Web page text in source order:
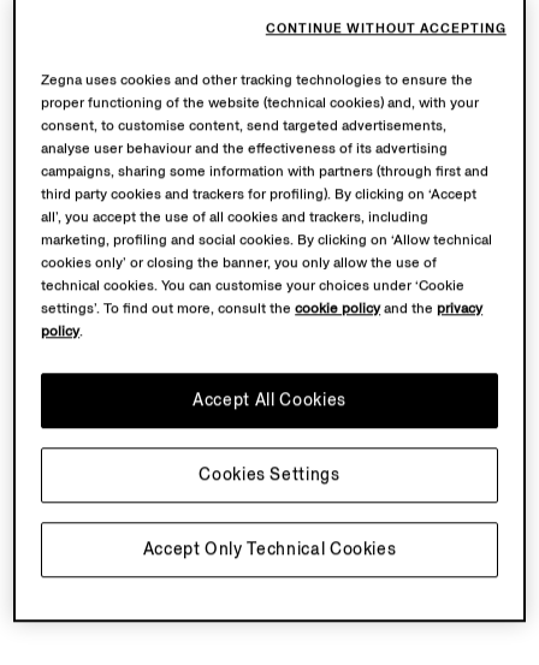
Zegna uses cookies and other tracking technologies to ensure the
proper functioning of the website (technical cookies) and, with your
consent, to customise content, send targeted advertisements,
analyse user behaviour and the effectiveness of its advertising
campaigns, sharing some information with partners (through first and
third party cookies and trackers for profiling). By clicking on ‘Accept
all’, you accept the use of all cookies and trackers, including
marketing, profiling and social cookies. By clicking on ‘Allow technical
cookies only’ or closing the banner, you only allow the use of
technical cookies. You can customise your choices under ‘Cookie
settings’. To find out more, consult thecookie policyand theprivacy
policy.
Accept Only Technical Cookies
Accept All Cookies
Cookies Settings
CONTINUE WITHOUT ACCEPTING